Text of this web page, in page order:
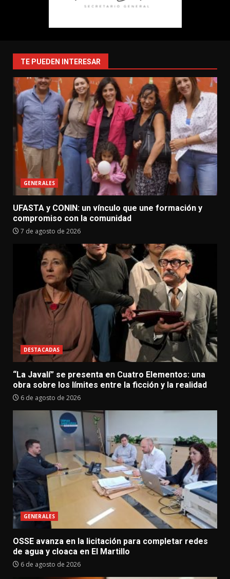
TE PUEDEN INTERESAR
GENERALES
UFASTA y CONIN: un vínculo que une formación y
compromiso con la comunidad
7 de agosto de 2026
DESTACADAS
“La Javalí” se presenta en Cuatro Elementos: una
obra sobre los límites entre la ficción y la realidad
6 de agosto de 2026
GENERALES
OSSE avanza en la licitación para completar redes
de agua y cloaca en El Martillo
6 de agosto de 2026